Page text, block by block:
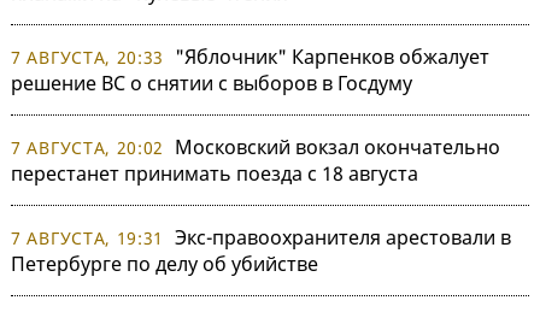
7 АВГУСТА, 20:33
"Яблочник" Карпенков обжалует
решение ВС о снятии с выборов в Госдуму
7 АВГУСТА, 20:02
Московский вокзал окончательно
перестанет принимать поезда с 18 августа
7 АВГУСТА, 19:31
Экс-правоохранителя арестовали в
Петербурге по делу об убийстве